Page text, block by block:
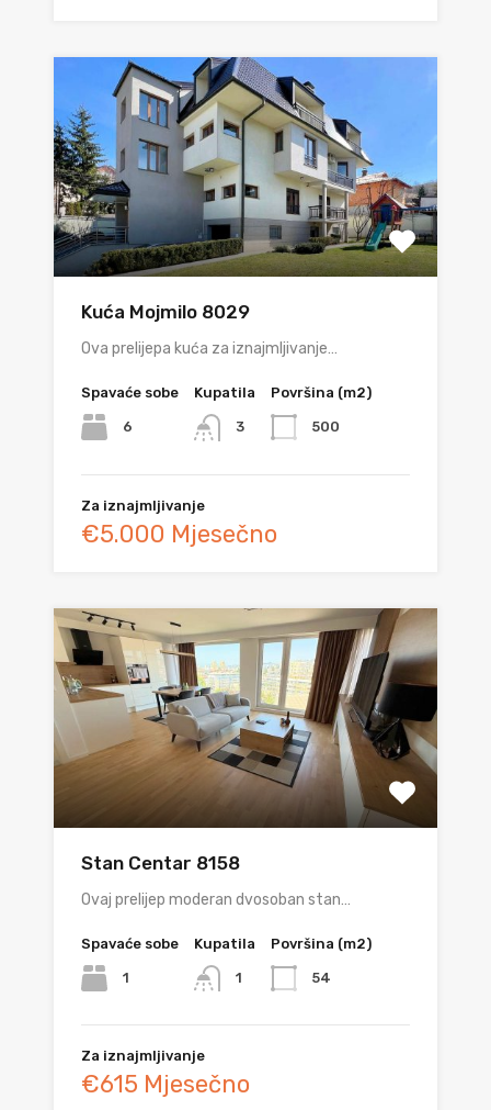
Kuća Mojmilo 8029
Ova prelijepa kuća za iznajmljivanje…
Spavaće sobe
6
Kupatila
3
Površina (m2)
500
Za iznajmljivanje
€5.000 Mjesečno
Stan Centar 8158
Ovaj prelijep moderan dvosoban stan…
Spavaće sobe
1
Kupatila
1
Površina (m2)
54
Za iznajmljivanje
€615 Mjesečno